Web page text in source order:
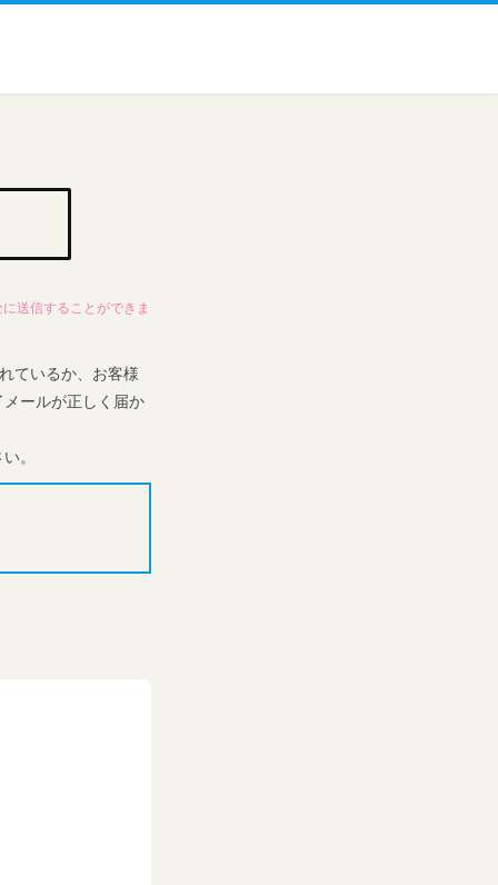
送信することができま
ているか、お客様
ールが正しく届か
。